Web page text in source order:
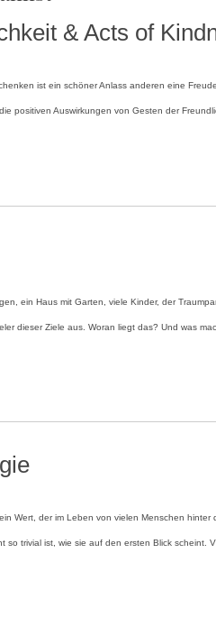
& Acts of
ist ein schöner Anlass anderen eine
positiven Auswirkungen von Gesten der
ein Haus mit Garten, viele Kinder, der
dieser Ziele aus. Woran liegt das? Und was
Wert, der im Leben von vielen Menschen
trivial ist, wie sie auf den ersten Blick